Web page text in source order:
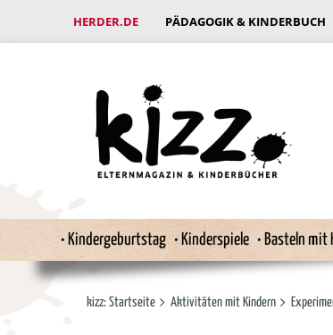
HERDER.DE PÄDAGOGIK & KINDERBUCH
Kindergeburtstag Kinderspiele Basteln mit
kizz: Startseite Aktivitäten mit Kindern